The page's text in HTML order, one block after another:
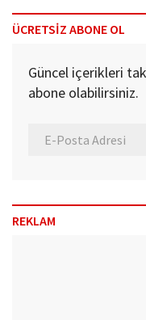
ÜCRETSİZ ABONE OL
Güncel içerikleri
abone olabilirsiniz.
REKLAM